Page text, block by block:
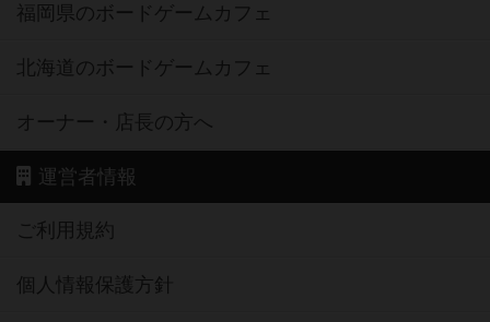
福岡県のボードゲームカフェ
北海道のボードゲームカフェ
オーナー・店長の方へ
運営者情報
ご利用規約
個人情報保護方針